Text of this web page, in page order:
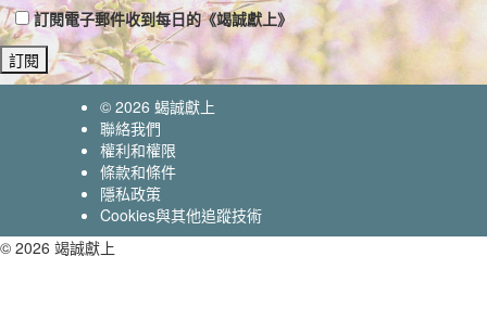
訂閱電子郵件收到每日的《竭誠獻上》
© 2026 蝎誠獻上
聯絡我們
權利和權限
條款和條件
隱私政策
Cookies與其他追蹤技術
© 2026 竭誠獻上